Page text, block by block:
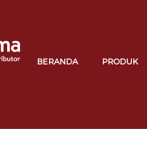
BERANDA PRODUK